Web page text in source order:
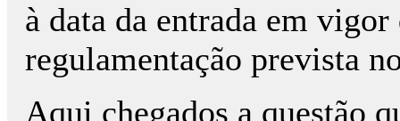
à data da entrada em
regulamentação prevista
Aqui chegados a questão